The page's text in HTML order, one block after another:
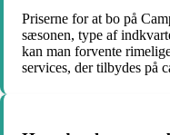
Priserne for at bo på
sæsonen, type af
kan man forvente
services, der tilbydes på